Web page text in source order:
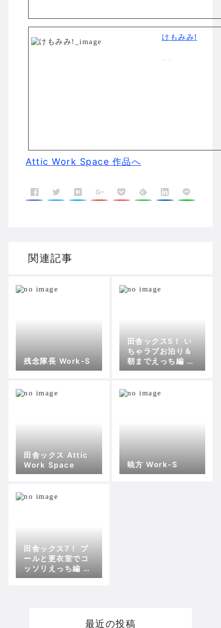
けもみみ!
…..
Attic Work Space 作品へ
関連記事
残念隊長 Work-S
田舎ックス5！ い
ちゃラブお泊り＆
朝までえっち編 At
tic Work Space
田舎ックス Attic
Work Space
暁方 Work-S
田舎ックス7！ プ
ールと更衣室でコ
ッソリえっち編 At
tic Work Space
最近の投稿